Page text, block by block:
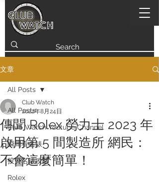
文章
All Posts
Club Watch Youtube Channel
瞬間看名錶
投資名錶攻略
Rolex
All Posts
傳聞 Rolex 勞力士 2023 年
啟用第 5 間製造所 網民：
不會這麼簡單！
Club Watch
2022年8月24日